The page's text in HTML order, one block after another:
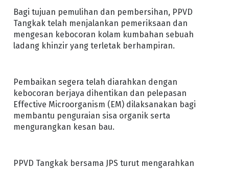
Bagi tujuan pemulihan dan pembersihan, PPVD
Tangkak telah menjalankan pemeriksaan dan
mengesan kebocoran kolam kumbahan sebuah
ladang khinzir yang terletak berhampiran.
Pembaikan segera telah diarahkan dengan
kebocoran berjaya dihentikan dan pelepasan
Effective Microorganism (EM) dilaksanakan bagi
membantu penguraian sisa organik serta
mengurangkan kesan bau.
PPVD Tangkak bersama JPS turut mengarahkan